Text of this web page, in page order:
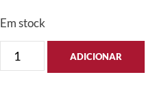
Em stock
ADICIONAR